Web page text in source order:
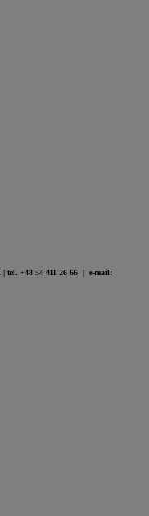
| tel. +48 54 411 26 66 | e-mail: